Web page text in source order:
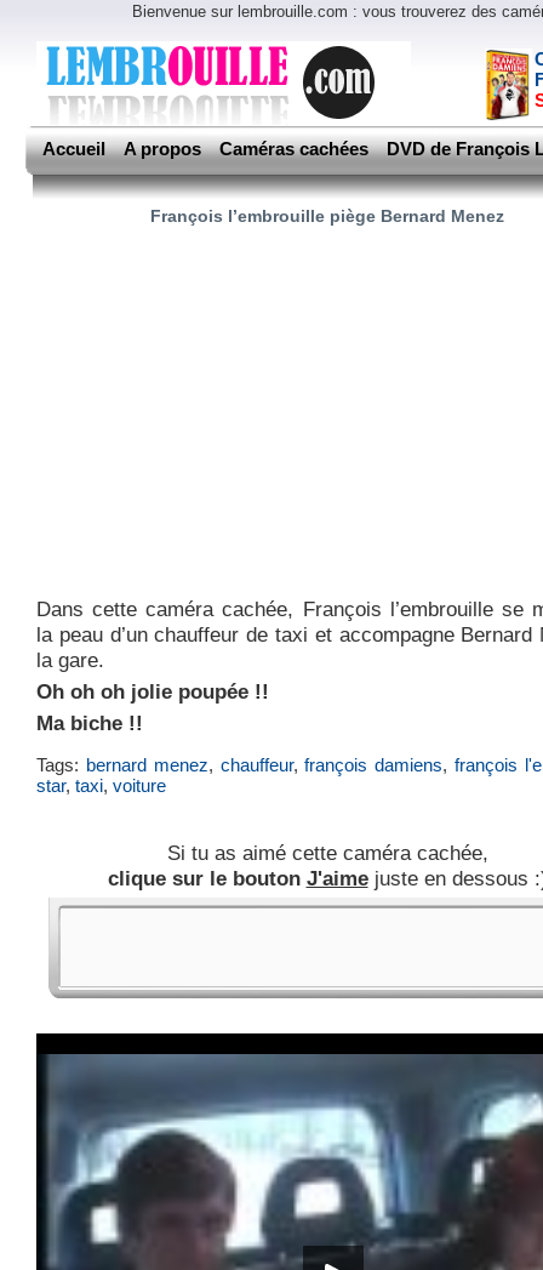
Bienvenue sur lembrouille.com : vous trouverez des
Accueil A propos Caméras cachées DVD de François
François l’embrouille piège Bernard Menez
Dans cette caméra cachée, François l’embrouille se
la peau d’un chauffeur de taxi et accompagne Bernard
la gare.
Oh oh oh jolie poupée !!
Ma biche !!
Tags: bernard menez, chauffeur,françois damiens,françois
star, taxi, voiture
Si tu as aimé cette caméra cachée,
clique sur le bouton J'aimejuste en dessous